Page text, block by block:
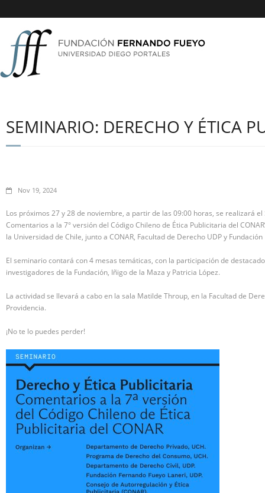
SEMINARIO: DERECHO Y ÉTICA
Nov 19, 2024
Los próximos 27 y 28 de noviembre, a partir de las 09:00 horas, se realizará
Comentarios a la 7° versión del Código Chileno de Ética Publicitaria del
la Universidad de Chile, junto a CONAR, Facultad de Derecho UDP y
El seminario contará con 4 mesas temáticas, con la participación de
investigadores de la Fundación, Iñigo de la Maza y Patricia López.
La actividad se llevará a cabo en la sala Matilde Throup, en la Facultad de
Providencia.
¡No te lo puedes perder!